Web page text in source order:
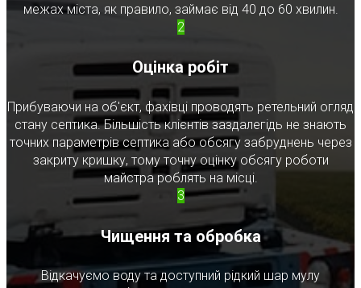
межах міста, як правило, займає від 40 до 60 хвилин.
2
Оцінка робіт
Прибуваючи на об'єкт, фахівці проводять ретельний огляд
стану септика. Більшість клієнтів заздалегідь не знають
точних параметрів септика або обсягу забруднень через
закриту кришку, тому точну оцінку обсягу роботи
майстра роблять на місці.
3
Чищення та обробка
Відкачуємо воду та доступний рідкий шар мулу